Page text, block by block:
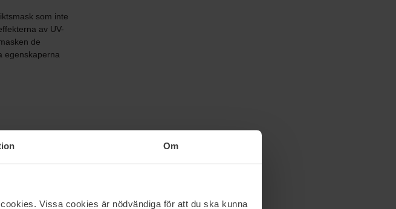
Om
Vissa cookies är nödvändiga för att du ska kunna
som inte
av UV-
de
egenskaperna